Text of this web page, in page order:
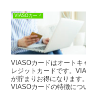
VIASOカード
VIASOカードはオートキ
レジットカードです。
が貯まりお得になります
VIASOカードの特徴につ